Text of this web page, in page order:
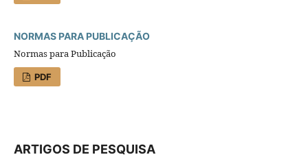
NORMAS PARA PUBLICAÇÃO
Normas para Publicação
PDF
ARTIGOS DE PESQUISA